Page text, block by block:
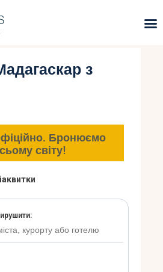
з
Бронюємо
світу!